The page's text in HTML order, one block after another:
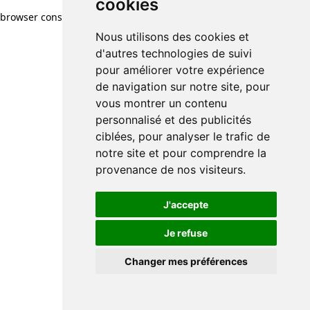
cookies
Nous utilisons des cookies et
d'autres technologies de suivi
pour améliorer votre expérience
de navigation sur notre site, pour
vous montrer un contenu
personnalisé et des publicités
ciblées, pour analyser le trafic de
notre site et pour comprendre la
provenance de nos visiteurs.
J'accepte
Je refuse
Changer mes préférences
browser console for more information)